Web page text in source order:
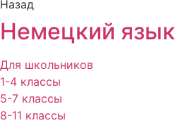
Назад
Немецкий язык
Для школьников
1-4 классы
5-7 классы
8-11 классы